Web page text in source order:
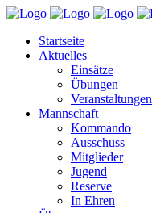
Startseite
Aktuelles
Einsätze
Übungen
Veranstaltungen
Mannschaft
Kommando
Ausschuss
Mitglieder
Jugend
Reserve
In Ehren